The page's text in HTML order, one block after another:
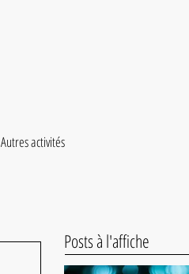
Autres activités
Posts à l'affiche